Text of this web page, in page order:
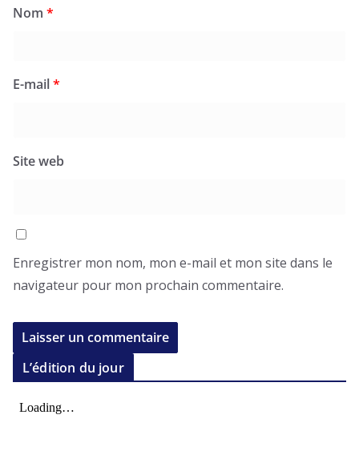
Nom *
E-mail*
Site web
Enregistrer mon nom, mon e-mail et mon site dans le
navigateur pour mon prochain commentaire.
L’édition du jour